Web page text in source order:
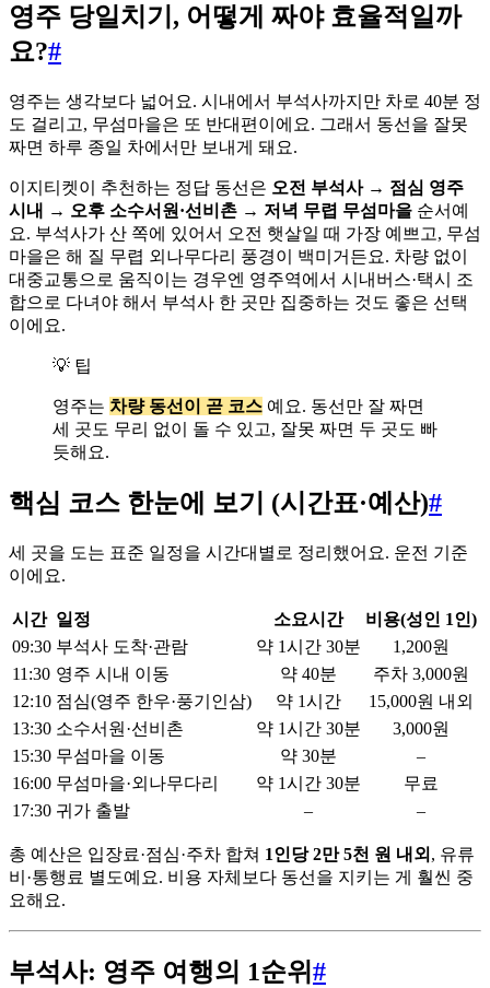
영주 당일치기, 어떻게 짜야 효율적일까
요?#
영주는 생각보다 넓어요. 시내에서 부석사까지만 차로 40분 정
도 걸리고, 무섬마을은 또 반대편이에요. 그래서 동선을 잘못
짜면 하루 종일 차에서만 보내게 돼요.
이지티켓이 추천하는 정답 동선은 오전 부석사 → 점심 영주
시내 → 오후 소수서원·선비촌 → 저녁 무렵 무섬마을 순서예
요. 부석사가 산 쪽에 있어서 오전 햇살일 때 가장 예쁘고, 무섬
마을은 해 질 무렵 외나무다리 풍경이 백미거든요. 차량 없이
대중교통으로 움직이는 경우엔 영주역에서 시내버스·택시 조
합으로 다녀야 해서 부석사 한 곳만 집중하는 것도 좋은 선택
이에요.
💡 팁
영주는 차량 동선이 곧 코스 예요. 동선만 잘 짜면
세 곳도 무리 없이 돌 수 있고, 잘못 짜면 두 곳도 빠
듯해요.
핵심 코스 한눈에 보기 (시간표·예산)#
세 곳을 도는 표준 일정을 시간대별로 정리했어요. 운전 기준
이에요.
시간 일정 소요시간
비용(성인 1인)
09:30 부석사 도착·관람 약 1시간 30분
1,200원
11:30 영주 시내 이동 약 40분
주차 3,000원
12:10 점심(영주 한우·풍기인삼) 약 1시간
15,000원 내외
13:30 소수서원·선비촌 약 1시간 30분
3,000원
15:30 무섬마을 이동 약 30분
–
16:00 무섬마을·외나무다리 약 1시간 30분
무료
17:30 귀가 출발 – –
총 예산은 입장료·점심·주차 합쳐 1인당 2만 5천 원 내외 , 유류
비·통행료 별도예요. 비용 자체보다 동선을 지키는 게 훨씬 중
요해요.
부석사: 영주 여행의 1순위#